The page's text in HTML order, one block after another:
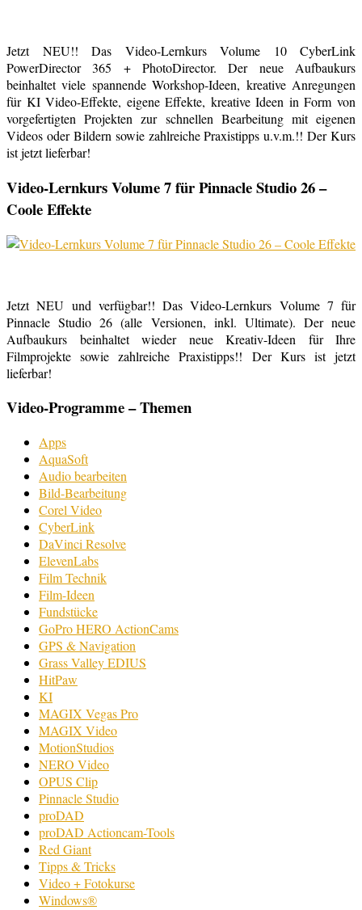
Jetzt NEU!! Das Video-Lernkurs Volume 10 CyberLink
PowerDirector 365 + PhotoDirector. Der neue Aufbaukurs
beinhaltet viele spannende Workshop-Ideen, kreative Anregungen
für KI Video-Effekte, eigene Effekte, kreative Ideen in Form von
vorgefertigten Projekten zur schnellen Bearbeitung mit eigenen
Videos oder Bildern sowie zahlreiche Praxistipps u.v.m.!! Der Kurs
ist jetzt lieferbar!
Video-Lernkurs Volume 7 für Pinnacle Studio 26 –
Coole Effekte
Jetzt NEU und verfügbar!! Das Video-Lernkurs Volume 7 für
Pinnacle Studio 26 (alle Versionen, inkl. Ultimate). Der neue
Aufbaukurs beinhaltet wieder neue Kreativ-Ideen für Ihre
Filmprojekte sowie zahlreiche Praxistipps!! Der Kurs ist jetzt
lieferbar!
Video-Programme – Themen
Apps
AquaSoft
Audio bearbeiten
Bild-Bearbeitung
Corel Video
CyberLink
DaVinci Resolve
ElevenLabs
Film Technik
Film-Ideen
Fundstücke
GoPro HERO ActionCams
GPS & Navigation
Grass Valley EDIUS
HitPaw
KI
MAGIX Vegas Pro
MAGIX Video
MotionStudios
NERO Video
OPUS Clip
Pinnacle Studio
proDAD
proDAD Actioncam-Tools
Red Giant
Tipps & Tricks
Video + Fotokurse
Windows®